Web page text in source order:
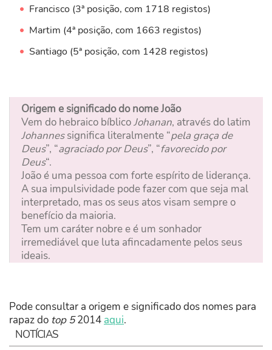
Francisco (3ª posição, com 1718 registos)
Martim (4ª posição, com 1663 registos)
Santiago (5ª posição, com 1428 registos)
Origem e significado do nome João
Vem do hebraico bíblicoJohanan, através do latim
Johannessignifica literalmente “pela graça de
Deus”, “agraciado por Deus”, “favorecido por
Deus“.
João é uma pessoa com forte espírito de liderança.
A sua impulsividade pode fazer com que seja mal
interpretado, mas os seus atos visam sempre o
benefício da maioria.
Tem um caráter nobre e é um sonhador
irremediável que luta afincadamente pelos seus
ideais.
Pode consultar a origem e significado dos nomes para
rapaz do top 52014 aqui.
NOTÍCIAS